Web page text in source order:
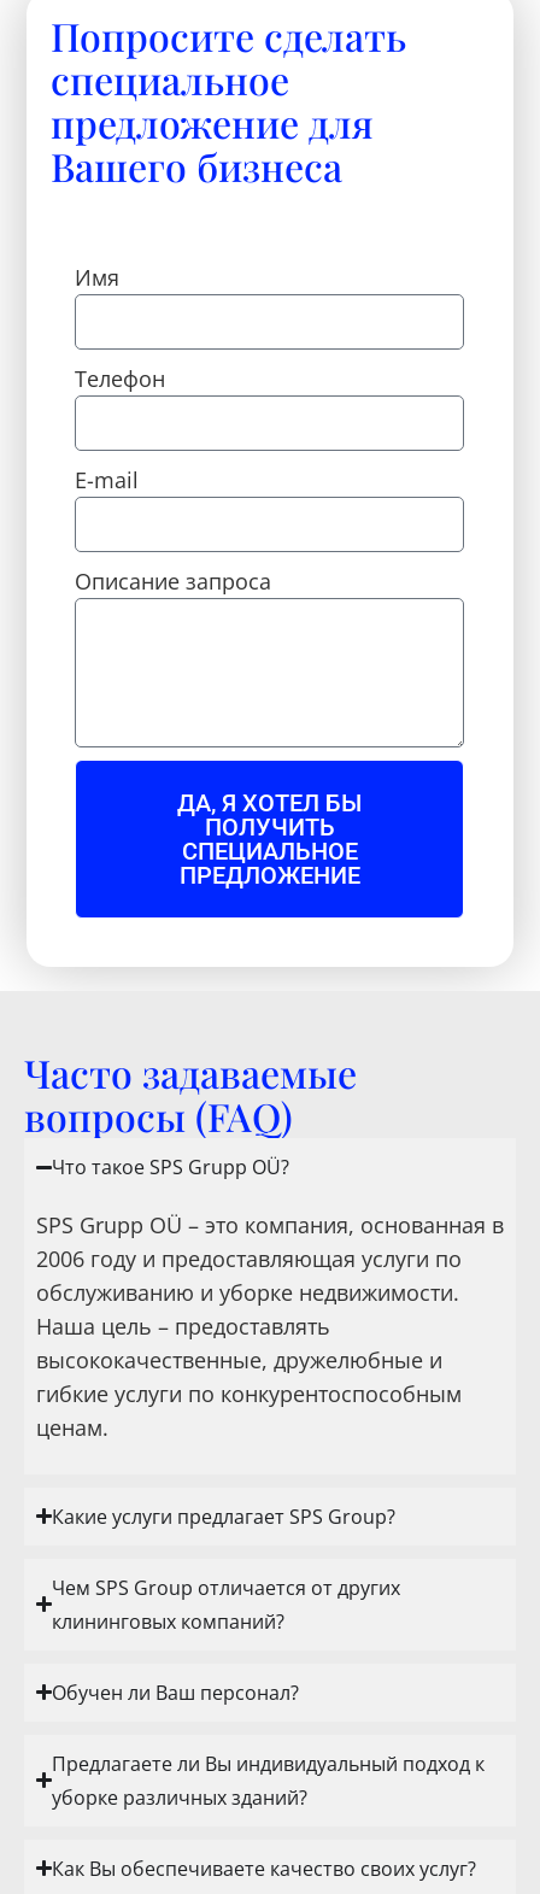
Попросите сделать
специальное
предложение для
Вашего бизнеса
Имя
Телефон
E-mail
Описание запроса
ДА, Я ХОТЕЛ БЫ
ПОЛУЧИТЬ
СПЕЦИАЛЬНОЕ
ПРЕДЛОЖЕНИЕ
Часто задаваемые
вопросы (FAQ)
Что такое SPS Grupp OÜ?
SPS Grupp OÜ – это компания, основанная в
2006 году и предоставляющая услуги по
обслуживанию и уборке недвижимости.
Наша цель – предоставлять
высококачественные, дружелюбные и
гибкие услуги по конкурентоспособным
ценам.
Какие услуги предлагает SPS Group?
Чем SPS Group отличается от других
клининговых компаний?
Обучен ли Ваш персонал?
Предлагаете ли Вы индивидуальный подход к
уборке различных зданий?
Как Вы обеспечиваете качество своих услуг?